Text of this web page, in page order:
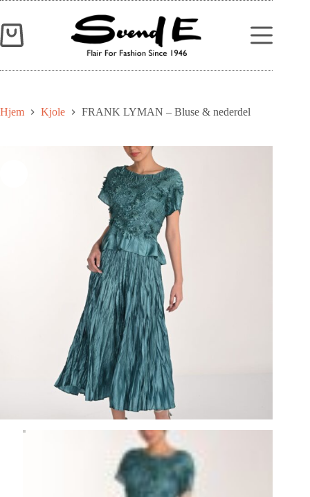
Hjem Kjole FRANK LYMAN – Bluse & nederdel